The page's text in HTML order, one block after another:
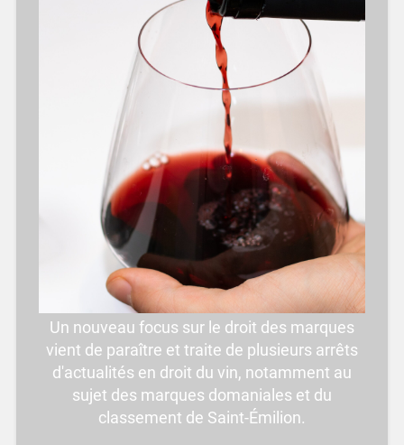
Un nouveau focus sur le droit des marques
vient de paraître et traite de plusieurs arrêts
d'actualités en droit du vin, notamment au
sujet des marques domaniales et du
classement de Saint-Émilion.